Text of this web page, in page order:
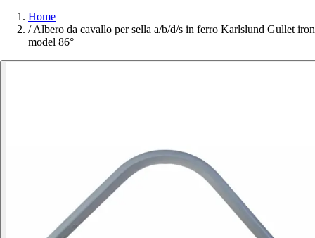
Home
/ Albero da cavallo per sella a/b/d/s in ferro Karlslund Gullet iron
model 86°